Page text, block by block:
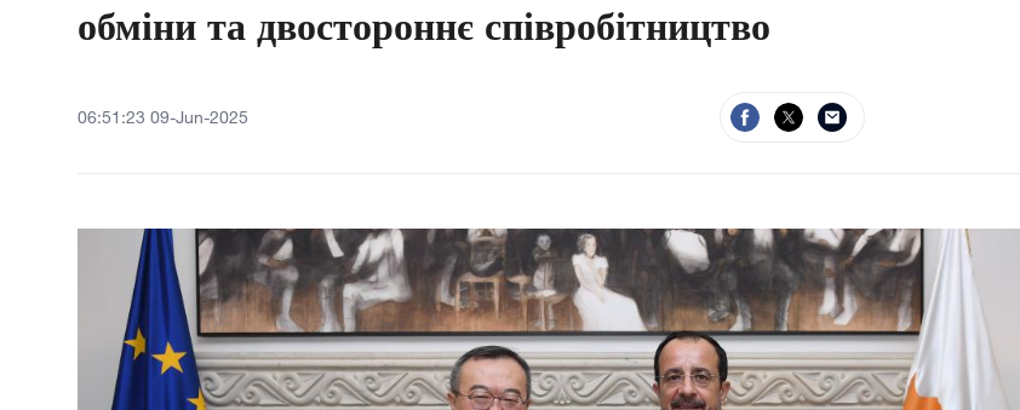
обміни та двостороннє співробітництво
06:51:23 09-Jun-2025